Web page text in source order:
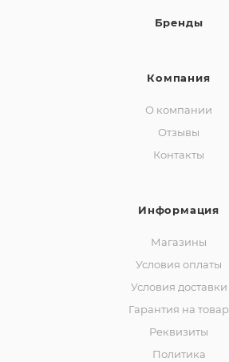
Бренды
Компания
О компании
Отзывы
Контакты
Информация
Магазины
Условия оплаты
Условия доставки
Гарантия на товар
Реквизиты
Политика